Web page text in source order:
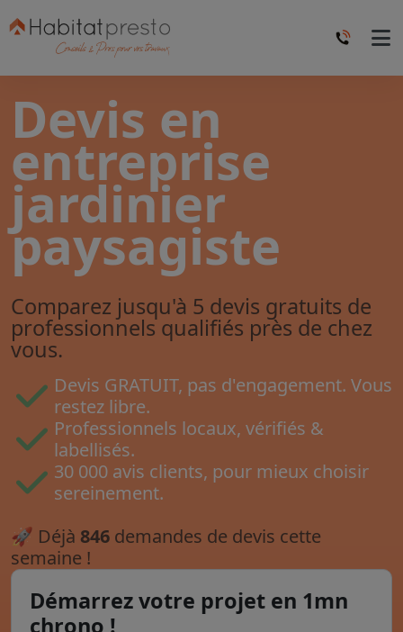
Devis en
entreprise
jardinier
paysagiste
Comparez jusqu'à 5 devis gratuits de
professionnels qualifiés près de chez
vous.
Devis GRATUIT, pas d'engagement. Vous
restez libre.
Professionnels locaux, vérifiés &
labellisés.
30 000 avis clients, pour mieux choisir
sereinement.
🚀 Déjà 846 demandes de devis cette
semaine !
Démarrez votre projet en 1mn
chrono !